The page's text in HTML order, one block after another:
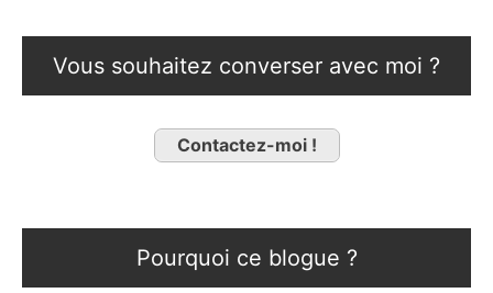
Vous souhaitez converser avec moi ?
Contactez-moi !
Pourquoi ce blogue ?